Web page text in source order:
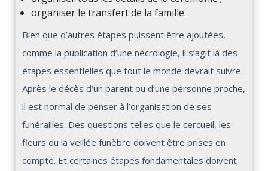
organiser le transfert de la famille.
Bien que d’autres étapes puissent être ajoutées,
comme la publication d’une nécrologie, il s’agit là des
étapes essentielles que tout le monde devrait suivre.
Après le décès d’un parent ou d’une personne proche,
il est normal de penser à l’organisation de ses
funérailles. Des questions telles que le cercueil, les
fleurs ou la veillée funèbre doivent être prises en
compte. Et certaines étapes fondamentales doivent